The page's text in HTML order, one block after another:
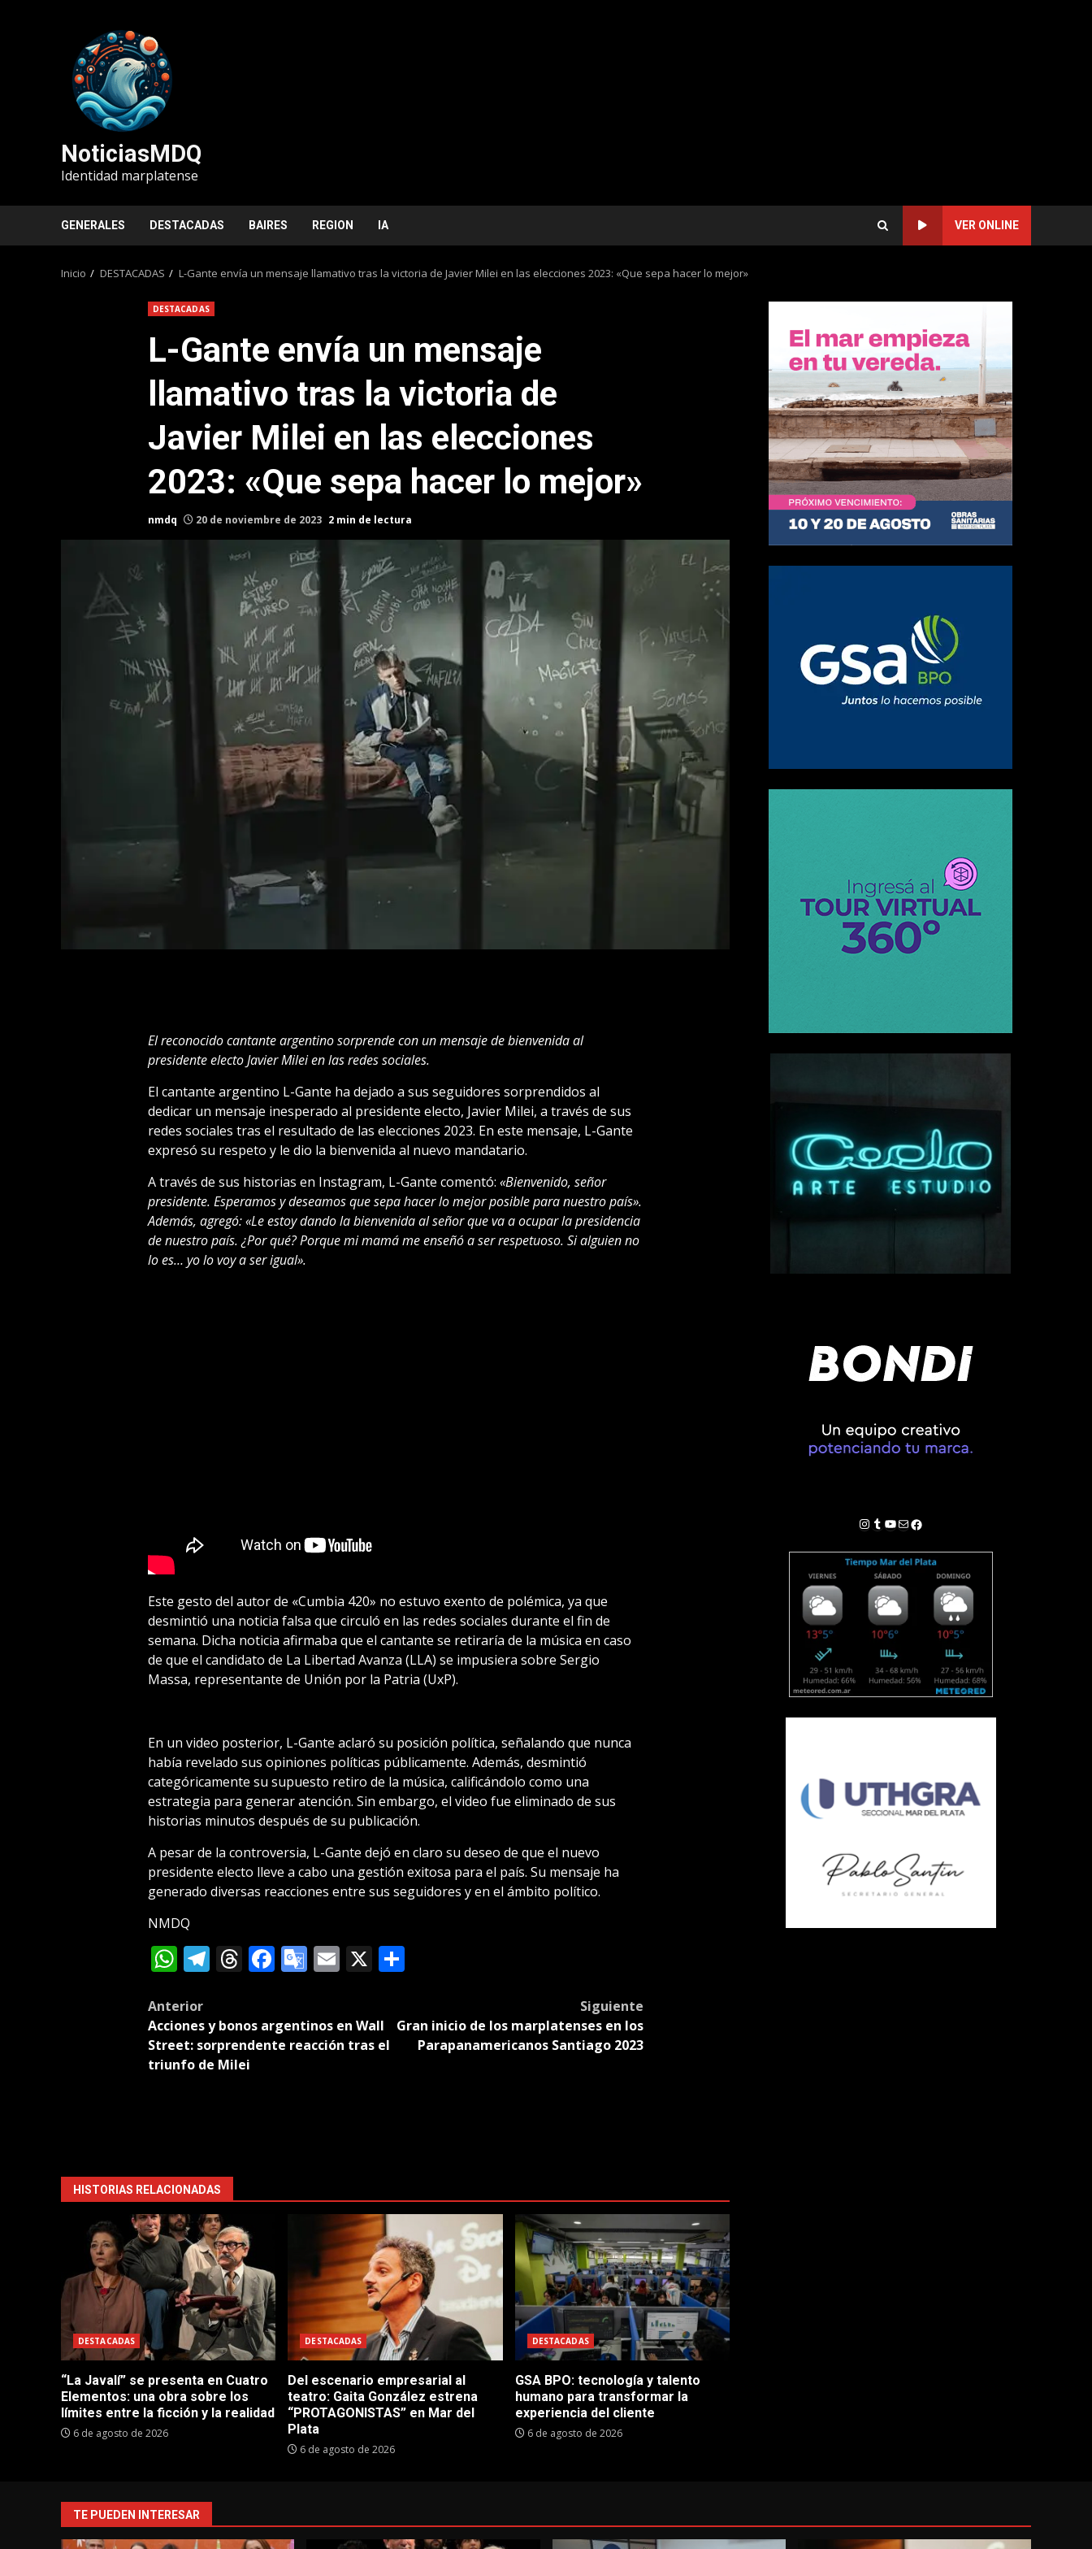
NoticiasMDQ
Identidad marplatense
GENERALES DESTACADAS BAIRES REGION IA VER ONLINE
Inicio DESTACADAS L-Gante envía un mensaje llamativo tras la victoria de Javier Milei en las elecciones 2023: «Que sepa hacer lo mejor»
DESTACADAS
L-Gante envía un mensaje
llamativo tras la victoria de
Javier Milei en las elecciones
2023: «Que sepa hacer lo mejor»
nmdq 20 de noviembre de 2023 2 min de lectura
El reconocido cantante argentino sorprende con un mensaje de bienvenida al
presidente electo Javier Milei en las redes sociales.
El cantante argentino L-Gante ha dejado a sus seguidores sorprendidos al
dedicar un mensaje inesperado al presidente electo, Javier Milei, a través de sus
redes sociales tras el resultado de las elecciones 2023. En este mensaje, L-Gante
expresó su respeto y le dio la bienvenida al nuevo mandatario.
A través de sus historias en Instagram, L-Gante comentó: «Bienvenido, señor
presidente. Esperamos y deseamos que sepa hacer lo mejor posible para nuestro país».
Además, agregó: «Le estoy dando la bienvenida al señor que va a ocupar la presidencia
de nuestro país. ¿Por qué? Porque mi mamá me enseñó a ser respetuoso. Si alguien no
lo es… yo lo voy a ser igual».
Este gesto del autor de «Cumbia 420» no estuvo exento de polémica, ya que
desmintió una noticia falsa que circuló en las redes sociales durante el fin de
semana. Dicha noticia afirmaba que el cantante se retiraría de la música en caso
de que el candidato de La Libertad Avanza (LLA) se impusiera sobre Sergio
Massa, representante de Unión por la Patria (UxP).
En un video posterior, L-Gante aclaró su posición política, señalando que nunca
había revelado sus opiniones políticas públicamente. Además, desmintió
categóricamente su supuesto retiro de la música, calificándolo como una
estrategia para generar atención. Sin embargo, el video fue eliminado de sus
historias minutos después de su publicación.
A pesar de la controversia, L-Gante dejó en claro su deseo de que el nuevo
presidente electo lleve a cabo una gestión exitosa para el país. Su mensaje ha
generado diversas reacciones entre sus seguidores y en el ámbito político.
NMDQ
WhatsApp
Telegram
Threads
Facebook
Google
Email
X Compartir
Post
navigation
Anterior
Acciones y bonos argentinos en Wall
Street: sorprendente reacción tras el
triunfo de Milei
Siguiente
Gran inicio de los marplatenses en los
Parapanamericanos Santiago 2023
HISTORIAS RELACIONADAS
DESTACADAS
“La Javalí” se presenta en Cuatro
Elementos: una obra sobre los
límites entre la ficción y la realidad
6 de agosto de 2026
DESTACADAS
Del escenario empresarial al
teatro: Gaita González estrena
“PROTAGONISTAS” en Mar del
Plata
6 de agosto de 2026
DESTACADAS
GSA BPO: tecnología y talento
humano para transformar la
experiencia del cliente
6 de agosto de 2026
Instagram
Tumblr
YouTube
Correo electrónico
Facebook
TE PUEDEN INTERESAR